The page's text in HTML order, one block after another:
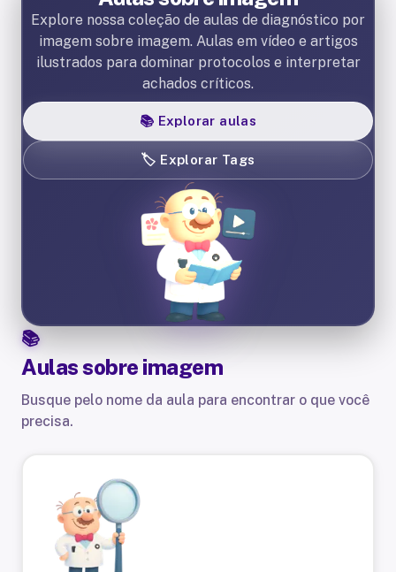
Explore nossa coleção de aulas de diagnóstico por
imagem sobre imagem. Aulas em vídeo e artigos
ilustrados para dominar protocolos e interpretar
achados críticos.
📚 Explorar aulas
🏷️ Explorar Tags
Aulas sobre imagem
Busque pelo nome da aula para encontrar o que você
precisa.